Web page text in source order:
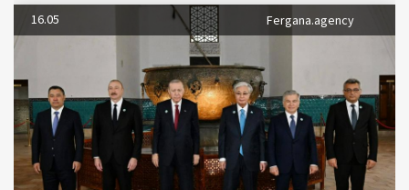
16.05 Fergana.agency